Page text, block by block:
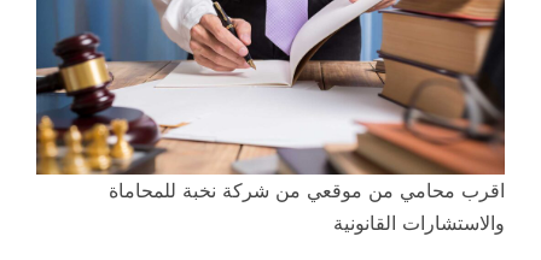
اقرب محامي من موقعي من شركة نخبة للمحاماة
والاستشارات القانونية